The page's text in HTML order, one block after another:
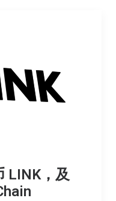
LINK，及